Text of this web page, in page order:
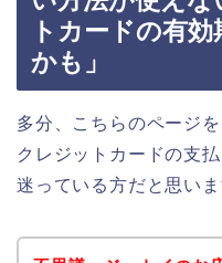
トカードの有
かも」
多分、こちらのページ
クレジットカードの支
迷っている方だと思いま